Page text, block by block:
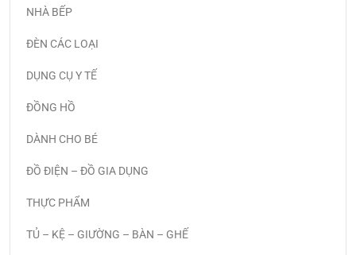
NHÀ BẾP
ĐÈN CÁC LOẠI
DỤNG CỤ Y TẾ
ĐỒNG HỒ
DÀNH CHO BÉ
ĐỒ ĐIỆN – ĐỒ GIA DỤNG
THỰC PHẨM
TỦ – KỆ – GIƯỜNG – BÀN – GHẾ